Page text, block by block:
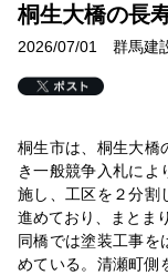
桐生大橋の長
2026/07/01 群馬建
桐生市は、桐生大橋
き一般競争入札によ
施し、工区を２分割
進めており、まとま
同橋では塗装工事を
めている。清瀬町側